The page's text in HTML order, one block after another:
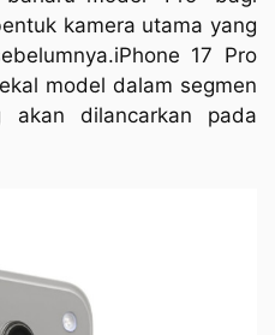
kamera utama yang
17 Pro
model dalam segmen
akan dilancarkan pada